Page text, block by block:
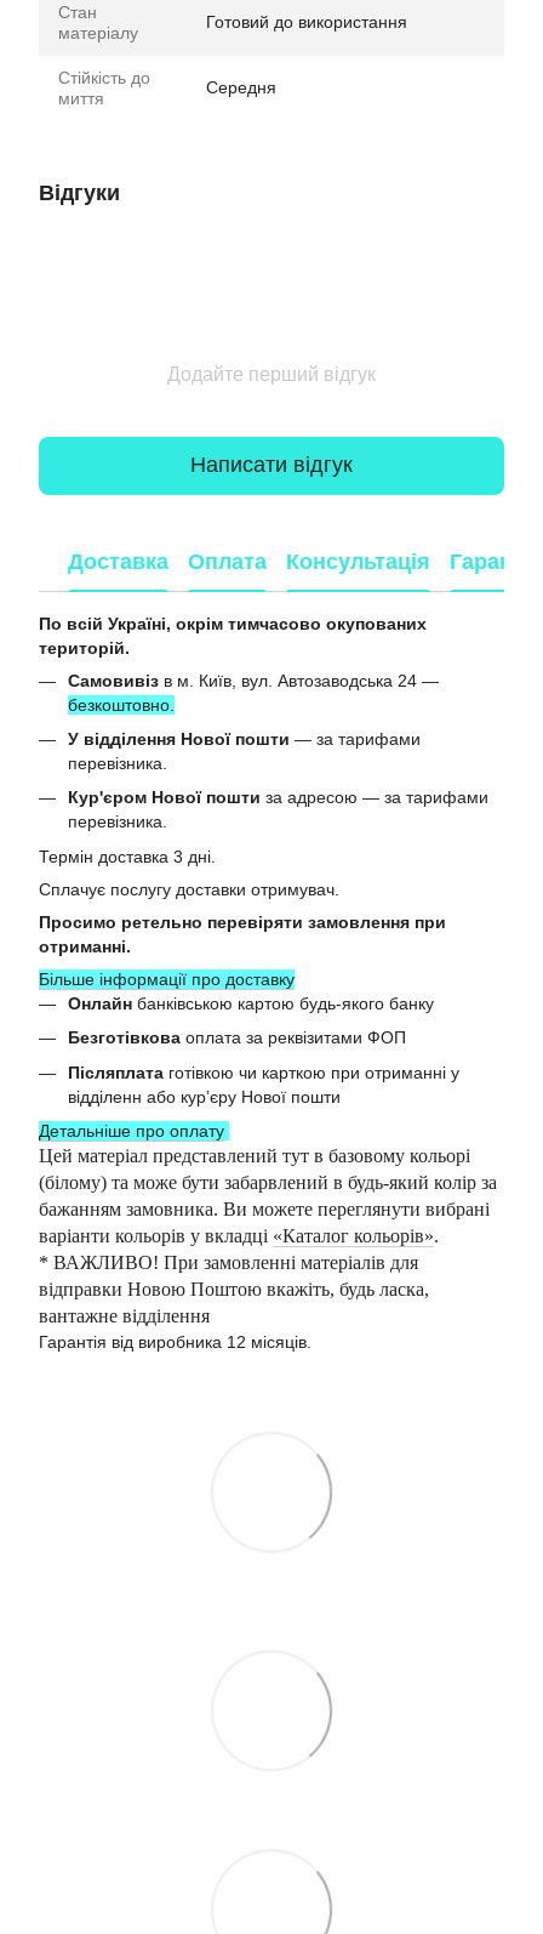
Стан
матеріалу
Готовий до використання
Стійкість до
миття
Середня
Відгуки
Додайте перший відгук
Написати відгук
Доставка Оплата Консультація Гарантія
По всій Україні, окрім тимчасово окупованих
територій.
Самовивіз в м. Київ, вул. Автозаводська 24 —
безкоштовно.
У відділення Нової пошти — за тарифами
перевізника.
Кур'єром Нової пошти за адресою — за тарифами
перевізника.
Термін доставка 3 дні.
Сплачує послугу доставки отримувач.
Просимо ретельно перевіряти замовлення при
отриманні.
Більше інформації про доставку
Онлайн банківською картою будь-якого банку
Безготівкова оплата за реквізитами ФОП
Післяплата готівкою чи карткою при отриманні у
відділенн або курʼєру Нової пошти
Детальніше про оплату
Цей матеріал представлений тут в базовому кольорі
(білому) та може бути забарвлений в будь-який колір за
бажанням замовника. Ви можете переглянути вибрані
варіанти кольорів у вкладці «Каталог кольорів».
* ВАЖЛИВО! При замовленні матеріалів для
відправки Новою Поштою вкажіть, будь ласка,
вантажне відділення
Гарантія від виробника 12 місяців.